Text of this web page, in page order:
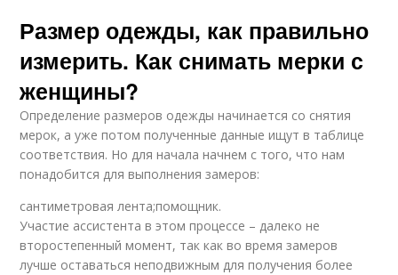
Размер одежды, как правильно
измерить. Как снимать мерки с
женщины?
Определение размеров одежды начинается со снятия
мерок, а уже потом полученные данные ищут в таблице
соответствия. Но для начала начнем с того, что нам
понадобится для выполнения замеров:
сантиметровая лента;помощник.
Участие ассистента в этом процессе – далеко не
второстепенный момент, так как во время замеров
лучше оставаться неподвижным для получения более